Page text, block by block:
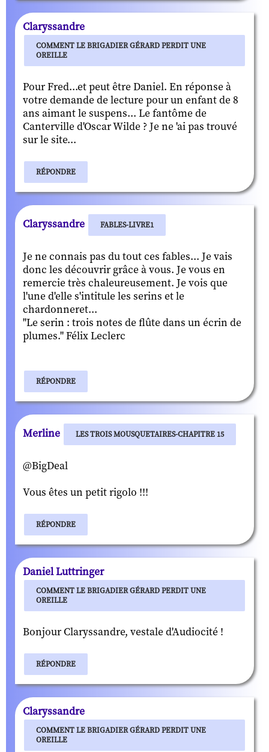
Claryssandre
COMMENT LE BRIGADIER GÉRARD PERDIT UNE
OREILLE
Pour Fred...et peut être Daniel. En réponse à
votre demande de lecture pour un enfant de 8
ans aimant le suspens... Le fantôme de
Canterville d'Oscar Wilde ? Je ne 'ai pas trouvé
sur le site...
RÉPONDRE
Claryssandre FABLES-LIVRE1
Je ne connais pas du tout ces fables... Je vais
donc les découvrir grâce à vous. Je vous en
remercie très chaleureusement. Je vois que
l'une d'elle s'intitule les serins et le
chardonneret...
"Le serin : trois notes de flûte dans un écrin de
plumes." Félix Leclerc
RÉPONDRE
Merline LES TROIS MOUSQUETAIRES-CHAPITRE 15
@BigDeal
Vous êtes un petit rigolo !!!
RÉPONDRE
Daniel Luttringer
COMMENT LE BRIGADIER GÉRARD PERDIT UNE
OREILLE
Bonjour Claryssandre, vestale d'Audiocité !
RÉPONDRE
Claryssandre
COMMENT LE BRIGADIER GÉRARD PERDIT UNE
OREILLE